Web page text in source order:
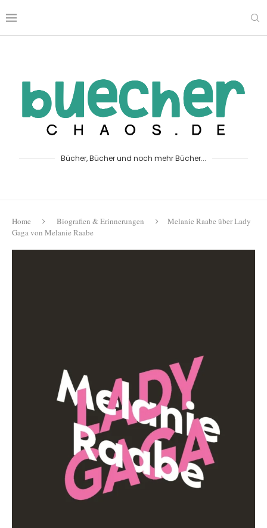
Bücher, Bücher und noch mehr Bücher...
Home Biografien & Erinnerungen
Melanie Raabe über Lady
Gaga von Melanie Raabe